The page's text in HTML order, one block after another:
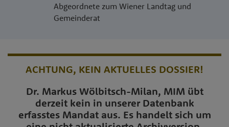
Abgeordnete zum Wiener Landtag und
Gemeinderat
ACHTUNG, KEIN AKTUELLES DOSSIER!
Dr. Markus Wölbitsch-Milan, MIM übt
derzeit kein in unserer Datenbank
erfasstes Mandat aus. Es handelt sich um